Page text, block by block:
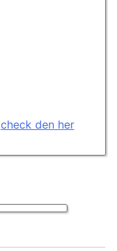
check den her